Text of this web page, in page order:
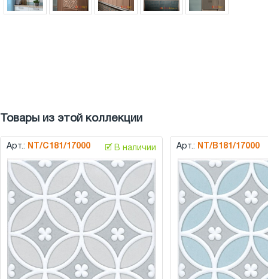
Товары из этой коллекции
Арт.: NT/C181/17000 🗹 В наличии Арт.: NT/B181/17000